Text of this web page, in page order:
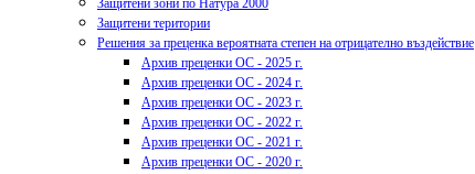
Защитени зони по Натура 2000
Защитени територии
Решения за преценка вероятната степен на отрицателно въздействие
Архив преценки ОС - 2025 г.
Архив преценки ОС - 2024 г.
Архив преценки ОС - 2023 г.
Архив преценки ОС - 2022 г.
Архив преценки ОС - 2021 г.
Архив преценки ОС - 2020 г.